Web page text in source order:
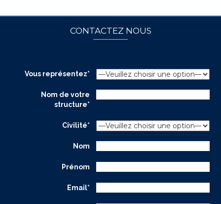
CONTACTEZ NOUS
Vous représentez*
Nom de votre
structure*
Civilité*
Nom
Prénom
Email*